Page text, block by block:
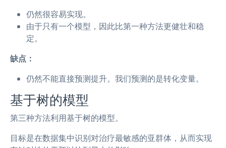
仍然很容易实现。
由于只有一个模型，因此比第一种方法更健壮和稳
定。
缺点：
仍然不能直接预测提升。我们预测的是转化变量。
基于树的模型
第三种方法利用基于树的模型。
目标是在数据集中识别对治疗最敏感的亚群体，从而实现